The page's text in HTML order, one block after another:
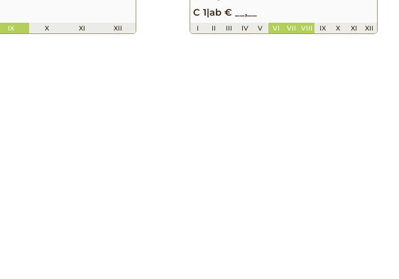
IX X XI XII
C 1|ab € __,__
I II III IV V VI VII VIII IX X XI XII